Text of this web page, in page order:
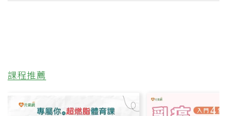
課程推薦